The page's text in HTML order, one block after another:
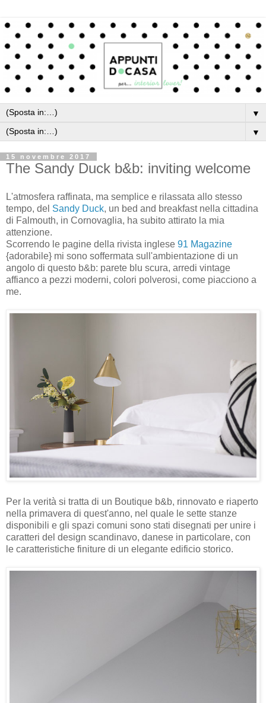
▼
▼
15 novembre 2017
The Sandy Duck b&b: inviting welcome
L'atmosfera raffinata, ma semplice e rilassata allo stesso
tempo, del Sandy Duck, un bed and breakfast nella cittadina
di Falmouth, in Cornovaglia, ha subito attirato la mia
attenzione.
Scorrendo le pagine della rivista inglese 91 Magazine
{adorabile} mi sono soffermata sull'ambientazione di un
angolo di questo b&b: parete blu scura, arredi vintage
affianco a pezzi moderni, colori polverosi, come piacciono a
me.
Per la verità si tratta di un Boutique b&b, rinnovato e riaperto
nella primavera di quest'anno, nel quale le sette stanze
disponibili e gli spazi comuni sono stati disegnati per unire i
caratteri del design scandinavo, danese in particolare, con
le caratteristiche finiture di un elegante edificio storico.